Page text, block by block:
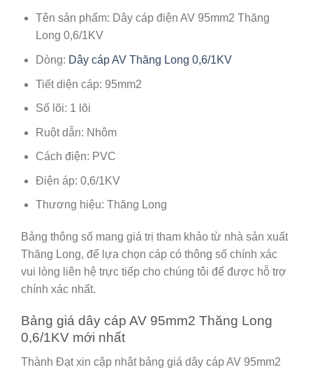
Tên sản phẩm: Dây cáp điện AV 95mm2 Thăng
Long 0,6/1KV
Dòng: Dây cáp AV Thăng Long 0,6/1KV
Tiết diện cáp: 95mm2
Số lõi: 1 lõi
Ruột dẫn: Nhôm
Cách điện: PVC
Điện áp: 0,6/1KV
Thương hiệu: Thăng Long
Bảng thông số mang giá trị tham khảo từ nhà sản xuất
Thăng Long, để lựa chọn cáp có thông số chính xác
vui lòng liên hệ trực tiếp cho chúng tôi để được hỗ trợ
chính xác nhất.
Bảng giá dây cáp AV 95mm2 Thăng Long
0,6/1KV mới nhất
Thành Đạt xin cập nhật bảng giá dây cáp AV 95mm2